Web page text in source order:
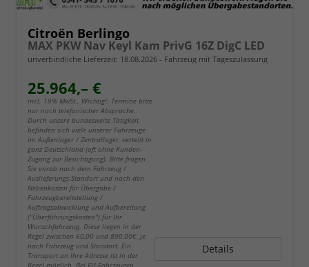
Citroën Berlingo
MAX PKW Nav Keyl Kam PrivG 16Z DigC LED
unverbindliche Lieferzeit: 18.08.2026 Fahrzeug mit Tageszulassung
25.964,– €
incl. 19% MwSt.. Wichtig!: Termine bitte
nur nach telefonischer Absprache.
Durch unsere bundesweite Tätigkeit,
befinden sich viele unserer Fahrzeuge
im Außenlager / Zentrallager, verteilt in
ganz Deutschland (oft ohne Kunden-
Zugang zur Besichtigung). Bitte fragen
Sie vorab nach dem Fahrzeug /
Auslieferungs-Standort und nach den
Nebenkosten für Übergabe /
Fahrzeugbereitstellung /
Auftragsabwicklung und Aufbereitung
("Überführungskosten") für Ihr
Wunschfahrzeug. Diese liegen in der
Regel zwischen 60,00 und 890,00€, je
nach Fahrzeug und Standort. Ein
Transport an Ihre Adresse ist in der
Regel möglich. Bei EU-Fahrzeugen
Details